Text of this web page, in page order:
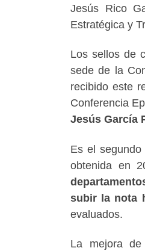
Jesús Rico
Estratégica y
Los sellos de
sede de la
recibido este
Conferencia
Jesús García
Es el
obtenida en
subir la nota
evaluados.
La mejora